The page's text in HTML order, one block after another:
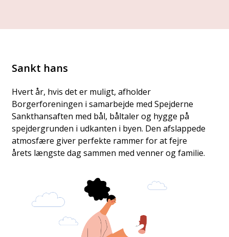
Sankt hans
Hvert år, hvis det er muligt, afholder
Borgerforeningen i samarbejde med Spejderne
Sankthansaften med bål, båltaler og hygge på
spejdergrunden i udkanten i byen. Den afslappede
atmosfære giver perfekte rammer for at fejre
årets længste dag sammen med venner og familie.